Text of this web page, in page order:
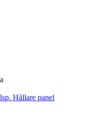
Hållare panel